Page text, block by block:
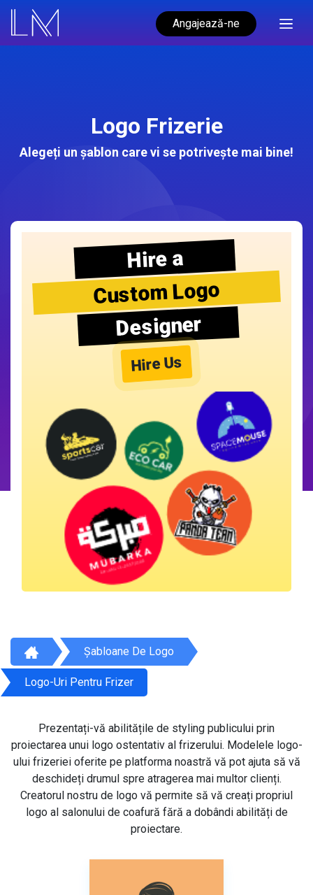
Angajează-ne
Logo Frizerie
Alegeți un șablon care vi se potrivește mai bine!
Hire a
Custom Logo
Designer
Hire Us
Șabloane De Logo
Logo-Uri Pentru Frizer
Prezentați-vă abilitățile de styling publicului prin
proiectarea unui logo ostentativ al frizerului. Modelele logo-
ului frizeriei oferite pe platforma noastră vă pot ajuta să vă
deschideți drumul spre atragerea mai multor clienți.
Creatorul nostru de logo vă permite să vă creați propriul
logo al salonului de coafură fără a dobândi abilități de
proiectare.